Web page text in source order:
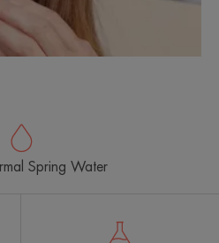
Spring Water